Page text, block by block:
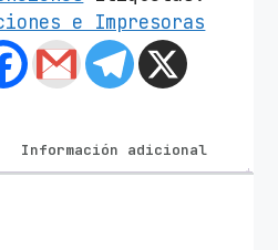
e Impresoras
Información adicional